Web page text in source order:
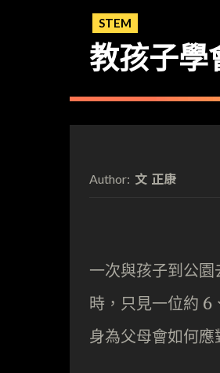
STEM
教孩子學
Author: 文 正康
一次與孩子到公
時，只見一位約 6
身為父母會如何應